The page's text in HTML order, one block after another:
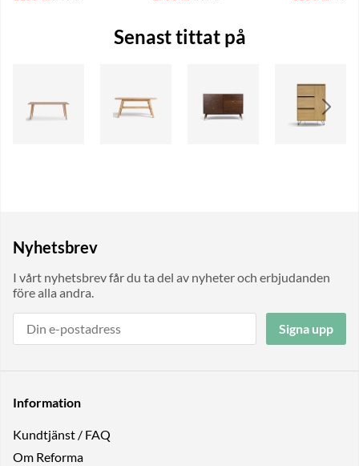
Senast tittat på
Nyhetsbrev
I vårt nyhetsbrev får du ta del av nyheter och erbjudanden
före alla andra.
Signa upp
Information
Kundtjänst / FAQ
Om Reforma